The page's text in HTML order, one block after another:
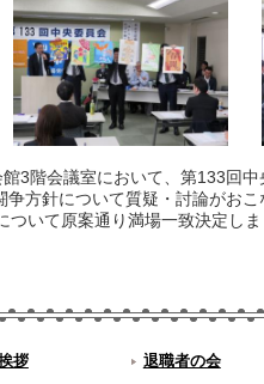
3階会議室において、第133回
方針について質疑・討論がお
ついて原案通り満場一致決定し
拶 退職者の会